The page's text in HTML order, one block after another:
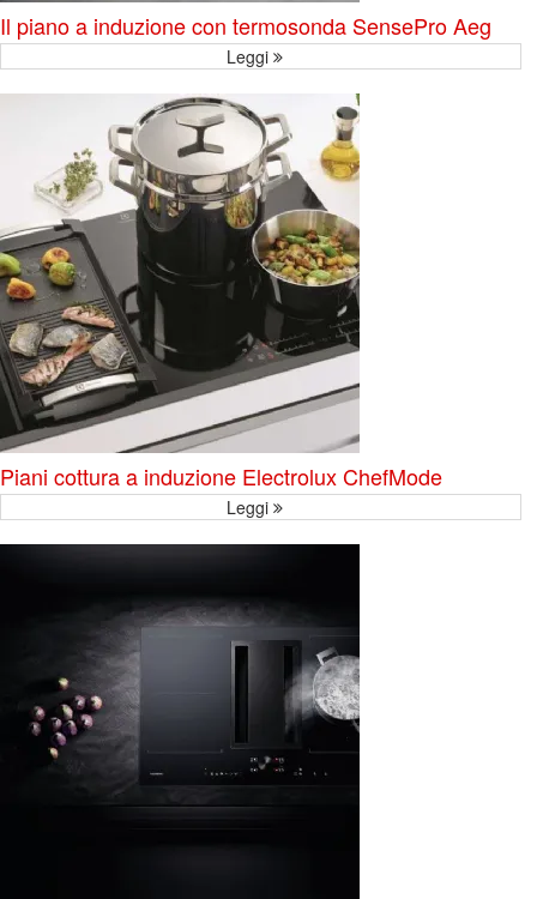
Il piano a induzione con termosonda SensePro Aeg
Leggi
Piani cottura a induzione Electrolux ChefMode
Leggi